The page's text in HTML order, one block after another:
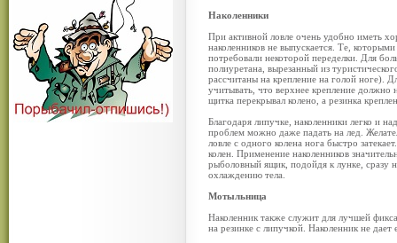
Наколенники
При активной ловле очень удобно иметь
наколенников не выпускается. Те,
потребовали некоторой переделки. Для
полиуретана, вырезанный из
рассчитаны на крепление на голой ноге).
учитывать, что верхнее крепление должно
щитка перекрывал колено, а резинка
Благодаря липучке, наколенники легко и
проблем можно даже падать на лед.
ловле с одного колена нога быстро
колен. Применение наколенников
рыболовный ящик, подойдя к лунке, сразу
охлаждению тела.
Мотыльница
Наколенник также служит для лучшей
на резинке с липучкой. Наколенник не дает